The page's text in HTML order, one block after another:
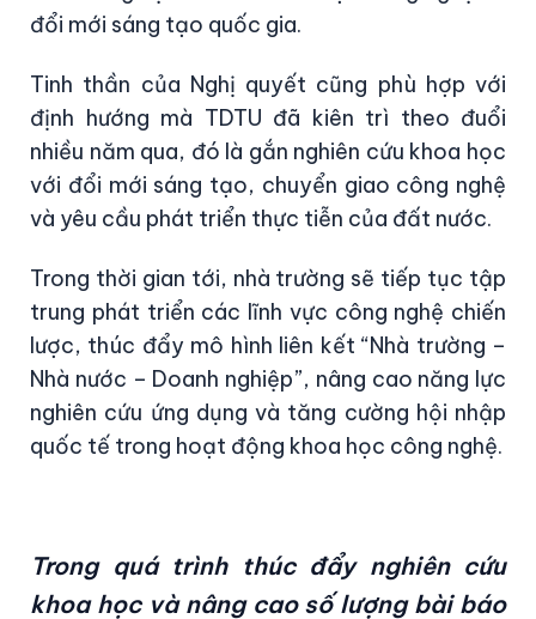
đổi mới sáng tạo quốc gia.
Tinh thần của Nghị quyết cũng phù hợp với
định hướng mà TDTU đã kiên trì theo đuổi
nhiều năm qua, đó là gắn nghiên cứu khoa học
với đổi mới sáng tạo, chuyển giao công nghệ
và yêu cầu phát triển thực tiễn của đất nước.
Trong thời gian tới, nhà trường sẽ tiếp tục tập
trung phát triển các lĩnh vực công nghệ chiến
lược, thúc đẩy mô hình liên kết “Nhà trường –
Nhà nước – Doanh nghiệp”, nâng cao năng lực
nghiên cứu ứng dụng và tăng cường hội nhập
quốc tế trong hoạt động khoa học công nghệ.
Trong quá trình thúc đẩy nghiên cứu
khoa học và nâng cao số lượng bài báo